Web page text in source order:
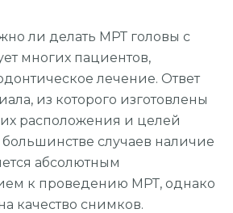
ли делать МРТ головы с
многих пациентов,
лечение. Ответ
из которого изготовлены
расположения и целей
случаев наличие
абсолютным
к проведению МРТ, однако
качество снимков.